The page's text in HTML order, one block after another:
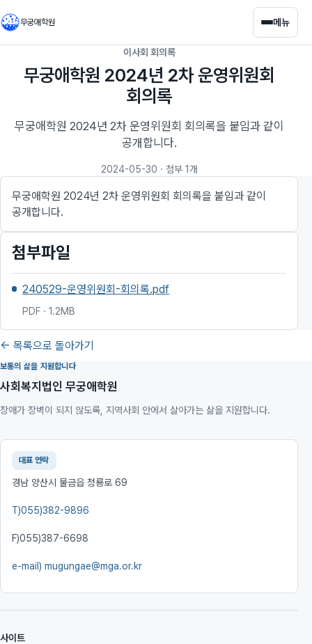
무궁애학원 메뉴
이사회 회의록
무궁애학원 2024년 2차 운영위원회
회의록
무궁애학원 2024년 2차 운영위원회 회의록을 붙임과 같이
공개합니다.
2024-05-30 · 첨부 1개
무궁애학원 2024년 2차 운영위원회 회의록을 붙임과 같이
공개합니다.
첨부파일
240529-운영위원회-회의록.pdf
PDF · 1.2MB
← 목록으로 돌아가기
보통의 삶을 지원합니다
사회복지법인 무궁애학원
장애가 장벽이 되지 않도록, 지역사회 안에서 살아가는 삶을 지원합니다.
대표 연락
경남 양산시 물금읍 청룡로 69
T)055)382-9896
F)055)387-6698
e-mail) mugungae@mga.or.kr
사이트